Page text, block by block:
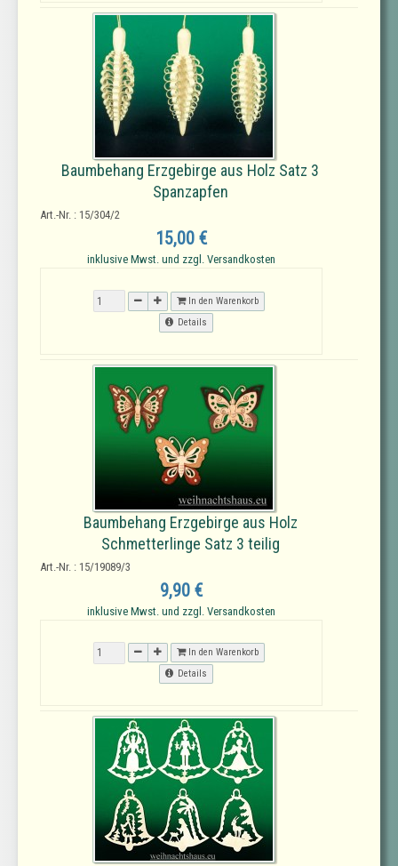
Baumbehang Erzgebirge aus Holz Satz 3
Spanzapfen
Art.-Nr. : 15/304/2
15,00 €
inklusive Mwst. und zzgl. Versandkosten
In den Warenkorb
Details
Baumbehang Erzgebirge aus Holz
Schmetterlinge Satz 3 teilig
Art.-Nr. : 15/19089/3
9,90 €
inklusive Mwst. und zzgl. Versandkosten
In den Warenkorb
Details